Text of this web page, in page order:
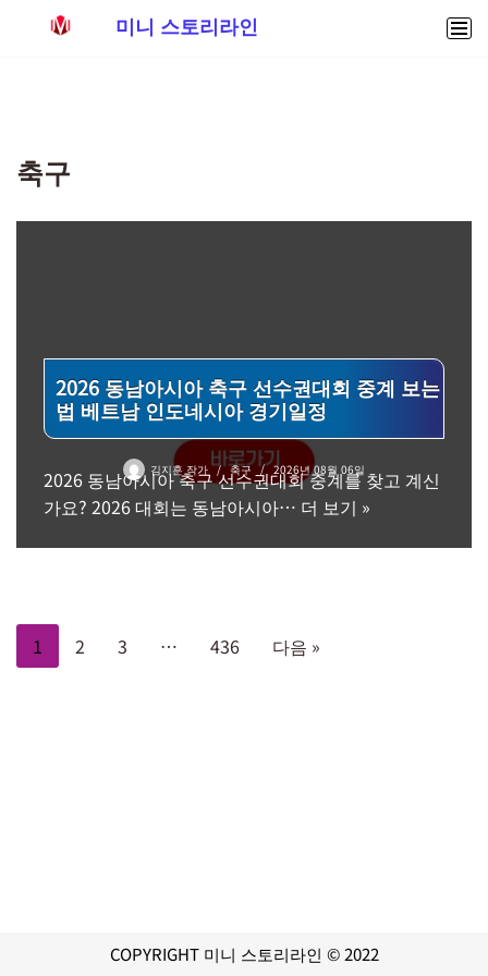
건
뛰
미니 스토리라인
축구
2026 동남아시아 축구 선수권대회 중계 보는
법 베트남 인도네시아 경기일정
김지훈 작가 축구 2026년 08월 06일
2026 동남아시아 축구 선수권대회 중계를 찾고 계신
가요? 2026 대회는 동남아시아… 더 보기 »
1 2 3 … 436 다음 »
COPYRIGHT 미니 스토리라인 © 2022